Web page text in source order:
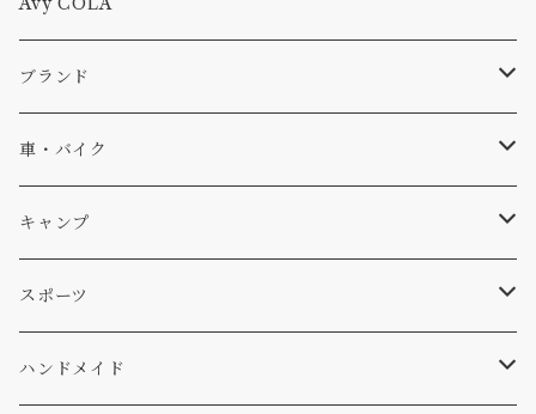
キャップ、ニット
ソックス
雑貨
ステッカー
バッグ
ブランド
Db
サーフ
スキー
A-Frame
DOGS
WEAR
Four My Self
Ten
車・バイク
車外
マット、シート
エアフレッシュナー
キャンプ
ファニチャー
キッチン
スポーツ
サーフ
ハンドメイド